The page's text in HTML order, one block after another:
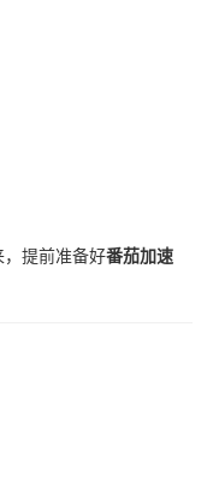
，提前准备好番茄加速